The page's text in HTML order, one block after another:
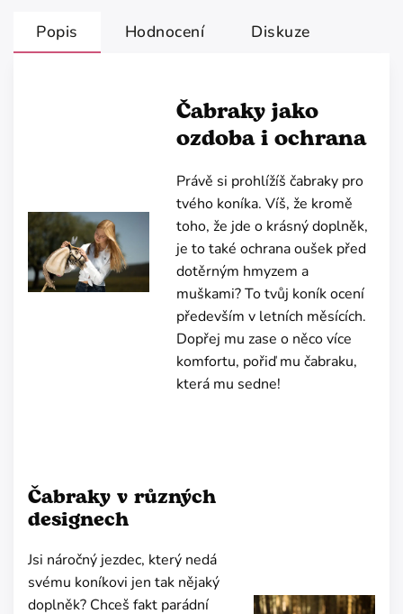
Popis Hodnocení Diskuze
Čabraky jako
ozdoba i ochrana
Právě si prohlížíš čabraky pro
tvého koníka. Víš, že kromě
toho, že jde o krásný doplněk,
je to také ochrana oušek před
dotěrným hmyzem a
muškami? To tvůj koník ocení
především v letních měsících.
Dopřej mu zase o něco více
komfortu, pořiď mu čabraku,
která mu sedne!
Čabraky v různých
designech
Jsi náročný jezdec, který nedá
svému koníkovi jen tak nějaký
doplněk? Chceš fakt parádní